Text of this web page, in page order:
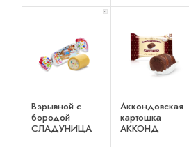
x 1
Взрывной с
бородой
СЛАДУНИЦА
Аккондовская
картошка
АККОНД